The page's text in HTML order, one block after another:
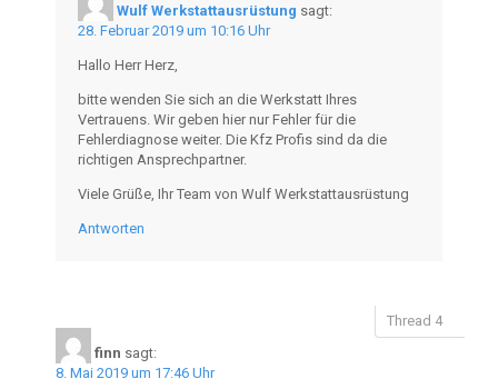
Wulf Werkstattausrüstung sagt:
28. Februar 2019 um 10:16 Uhr
Hallo Herr Herz,
bitte wenden Sie sich an die Werkstatt Ihres
Vertrauens. Wir geben hier nur Fehler für die
Fehlerdiagnose weiter. Die Kfz Profis sind da die
richtigen Ansprechpartner.
Viele Grüße, Ihr Team von Wulf Werkstattausrüstung
Antworten
finn sagt:
8. Mai 2019 um 17:46 Uhr